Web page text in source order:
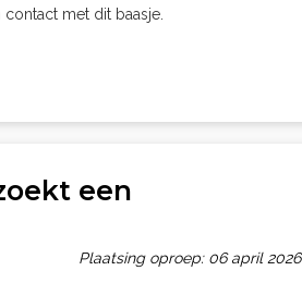
met dit baasje.
een
Plaatsing oproep: 06 april 2026